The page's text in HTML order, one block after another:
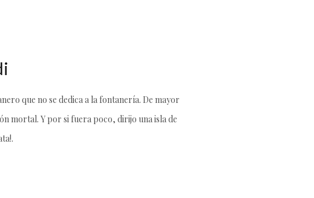
que no se dedica a la fontanería. De mayor
mortal. Y por si fuera poco, dirijo una isla de